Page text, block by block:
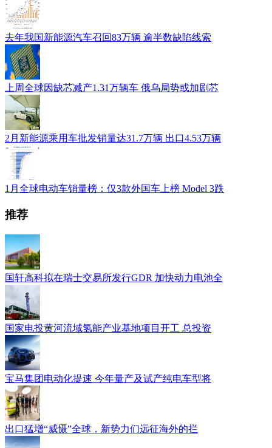
去年我国新能源汽车召回83万辆 逾半数缺陷线索
上周全球因缺芯减产1.31万辆车 俄乌局势或加剧芯
2月新能源乘用车批发销量达31.7万辆 出口4.53万辆
1月全球电动车销量榜：仅3款外国车上榜 Model 3跌
推荐
国轩高科拟在瑞士交易所发行GDR 加快动力电池全
国家电投黄河流域氢能产业基地项目开工 总投资
宝马集团电动化提速 今年量产及试产纯电车型将
出口猛增“威慑”全球，新势力们远征海外的拦